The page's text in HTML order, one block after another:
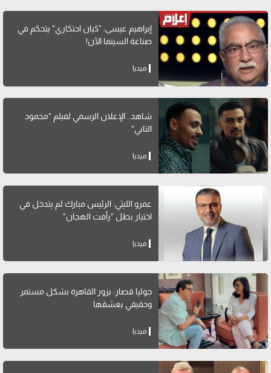
إبراهيم عيسى: "كيان احتكاري" يتحكم في
صناعة السينما الآن!
ميديا
شاهد.. الإعلان الرسمي لفيلم "محمود
التاني"
ميديا
عمرو الليثي: الرئيس مبارك لم يتدخل في
اختيار بطل "رأفت الهجان"
ميديا
جوليا قصار: بزور القاهرة بشكل مستمر
وحقيقي بعشقها
ميديا